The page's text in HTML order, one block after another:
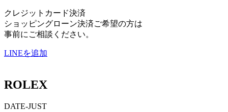
クレジットカード決済
ショッピングローン決済ご希望の方は
事前にご相談ください。
LINEを追加
ROLEX
DATE-JUST